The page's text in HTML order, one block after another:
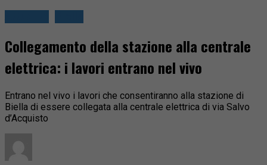
Collegamento della stazione alla centrale
elettrica: i lavori entrano nel vivo
Entrano nel vivo i lavori che consentiranno alla stazione di
Biella di essere collegata alla centrale elettrica di via Salvo
d’Acquisto